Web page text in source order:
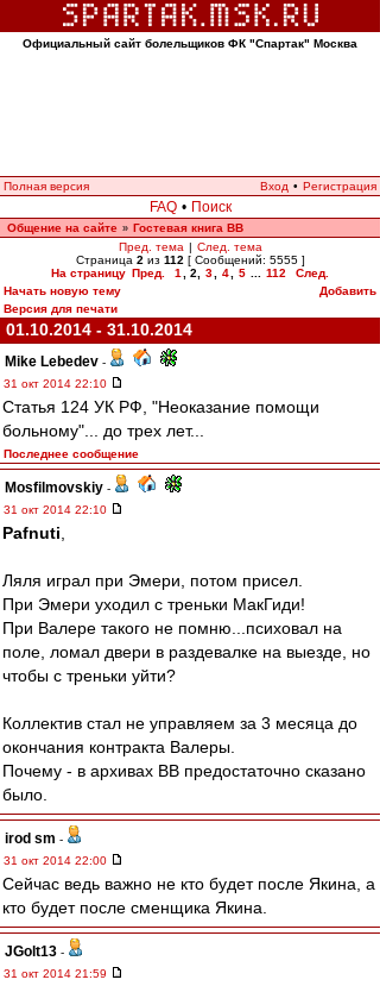
Официальный сайт болельщиков ФК "Спартак" Москва
Полная версия Вход • Регистрация
FAQ • Поиск
Общение на сайте » Гостевая книга ВВ
Пред. тема | След. тема
Страница 2 из 112 [ Сообщений: 5555 ]
На страницу Пред. 1 2 3 4 5 112
След.
Начать новую тему
Добавить
Версия для печати
01.10.2014 - 31.10.2014
Mike Lebedev -
31 окт 2014 22:10
Статья 124 УК РФ, "Неоказание помощи
больному"... до трех лет...
Последнее сообщение
Mosfilmovskiy -
31 окт 2014 22:10
Pafnuti
Ляля играл при Эмери, потом присел.
При Эмери уходил с треньки МакГиди!
При Валере такого не помню...психовал на
поле, ломал двери в раздевалке на выезде, но
чтобы с треньки уйти?
Коллектив стал не управляем за 3 месяца до
окончания контракта Валеры.
Почему - в архивах ВВ предостаточно сказано
было.
irod sm -
31 окт 2014 22:00
Сейчас ведь важно не кто будет после Якина, а
кто будет после сменщика Якина.
JGolt13 -
31 окт 2014 21:59